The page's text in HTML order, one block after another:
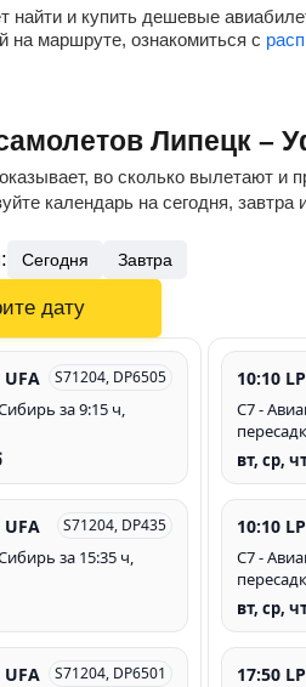
и купить дешевые
на маршруте, ознакомиться с
Липецк –
во сколько вылетают
календарь на сегодня,
Сегодня Завтра
дату
UFA S71204, DP6505
за 9:15 ч,
UFA S71204, DP435
за 15:35 ч,
UFA S71204, DP6501
10:10
С7 -
вт, ср,
10:10
С7 -
вт, ср,
17:50